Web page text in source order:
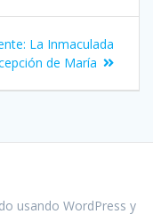
Siguiente
entrada:
La Inmaculada
de María
usando WordPress y